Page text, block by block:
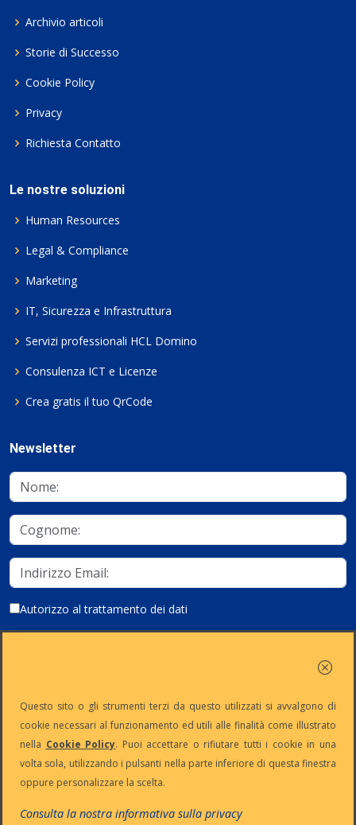
Archivio articoli
Storie di Successo
Cookie Policy
Privacy
Richiesta Contatto
Le nostre soluzioni
Human Resources
Legal & Compliance
Marketing
IT, Sicurezza e Infrastruttura
Servizi professionali HCL Domino
Consulenza ICT e Licenze
Crea gratis il tuo QrCode
Newsletter
Autorizzo al trattamento dei dati
Partita Iva:
IT13383650150
Capitale
Sociale: €
10.500 i.v.
Iscrizione
REA n° MI-
Reg. Imp. n°
MI-2001-
: digiway@legalmail.it
Questo sito o gli strumenti terzi da questo utilizzati si avvalgono di
cookie necessari al funzionamento ed utili alle finalità come illustrato
nella Cookie Policy. Puoi accettare o rifiutare tutti i cookie in una
volta sola, utilizzando i pulsanti nella parte inferiore di questa finestra
oppure personalizzare la scelta.
Consulta la nostra informativa sulla privacy